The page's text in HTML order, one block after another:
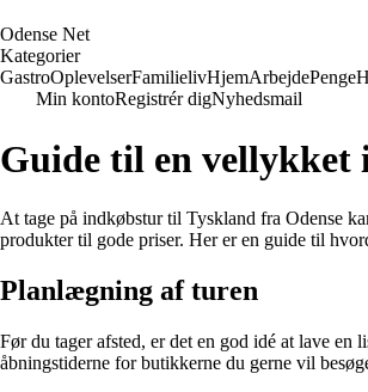
Odense Net
Kategorier
GastroOplevelserFamilielivHjemArbejdePenge
Min kontoRegistrér digNyhedsmail
Guide til en vellykket
At tage på indkøbstur til Tyskland fra Odense
produkter til gode priser. Her er en guide til
Planlægning af turen
Før du tager afsted, er det en god idé at lave
åbningstiderne for butikkerne du gerne vil